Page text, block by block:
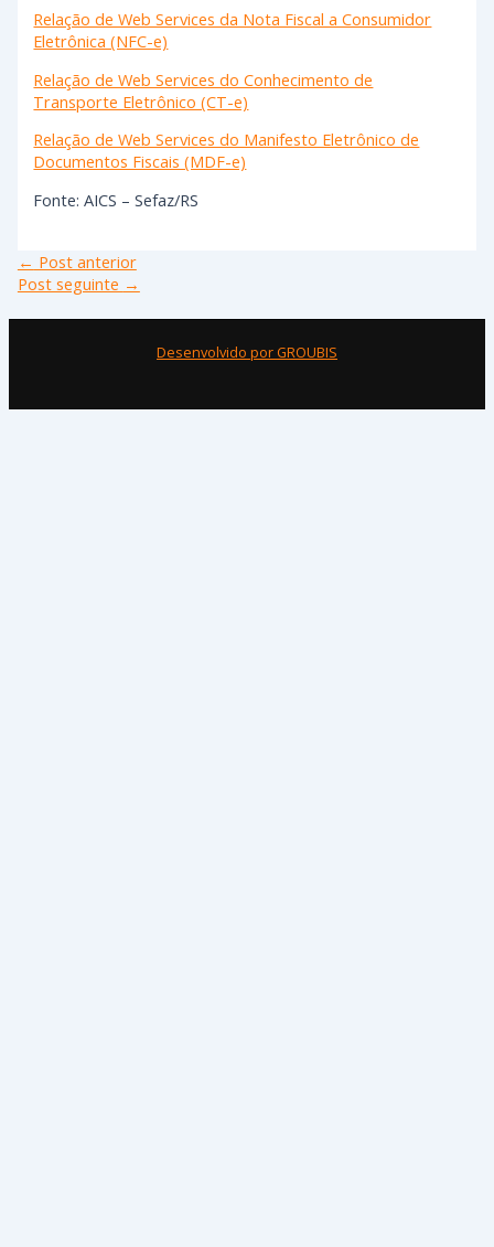
Relação de Web Services da Nota Fiscal a Consumidor
Eletrônica (NFC-e)
Relação de Web Services do Conhecimento de
Transporte Eletrônico (CT-e)
Relação de Web Services do Manifesto Eletrônico de
Documentos Fiscais (MDF-e)
Fonte: AICS – Sefaz/RS
← Post anterior
Post seguinte →
Desenvolvido por GROUBIS